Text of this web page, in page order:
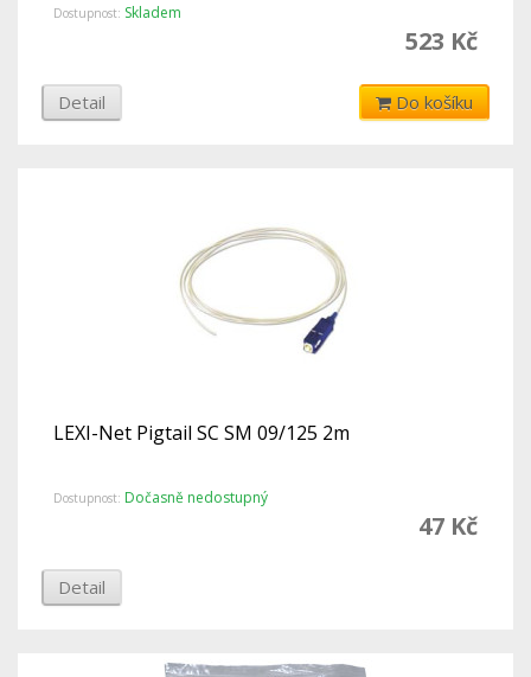
Dostupnost: Skladem
523 Kč
Detail Do košíku
LEXI-Net Pigtail SC SM 09/125 2m
Dostupnost: Dočasně nedostupný
47 Kč
Detail